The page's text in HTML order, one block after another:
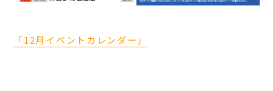
「12月イベントカレンダー」